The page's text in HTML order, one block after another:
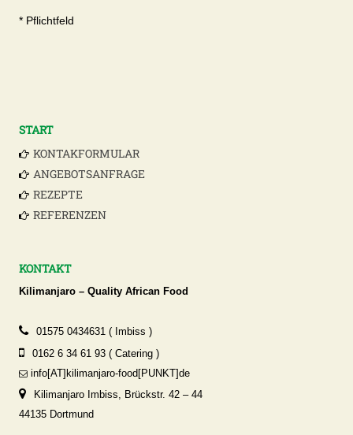
* Pflichtfeld
r
n
a
t
:
START
KONTAKFORMULAR
ANGEBOTSANFRAGE
REZEPTE
REFERENZEN
KONTAKT
Kilimanjaro – Quality African Food
01575 0434631 ( Imbiss )
0162 6 34 61 93 ( Catering )
info[AT]kilimanjaro-food[PUNKT]de
Kilimanjaro Imbiss, Brückstr. 42 – 44
44135 Dortmund